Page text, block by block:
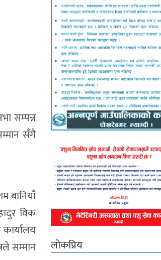
सम्पन्न
सँगै
बानियाँ
विक
सम्मान
लोकप्रिय